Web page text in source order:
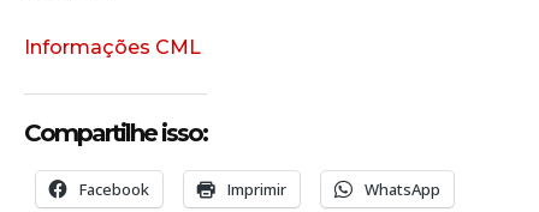
Informações CML
Compartilhe isso:
Facebook Imprimir WhatsApp